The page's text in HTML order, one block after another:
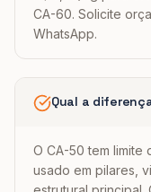
CA-60. Solicite
WhatsApp.
Qual a
O CA-50 tem limite
usado em pilares,